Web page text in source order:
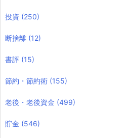
投資 (250)
断捨離 (12)
書評 (15)
節約・節約術 (155)
老後・老後資金 (499)
貯金 (546)